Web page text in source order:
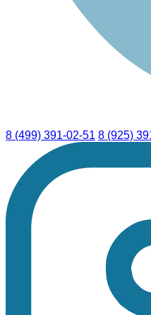
8 (499) 391-02-51 8 (925)